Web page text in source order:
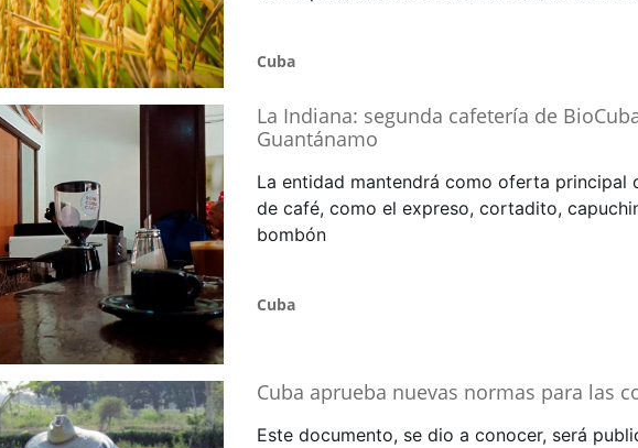
Cuba
La Indiana: segunda cafetería de
Guantánamo
La entidad mantendrá como oferta principal
de café, como el expreso, cortadito,
bombón
Cuba
Cuba aprueba nuevas normas para las
Este documento, se dio a conocer, será